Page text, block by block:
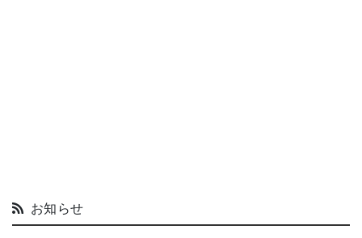
お知らせ